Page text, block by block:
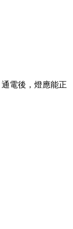
電後，燈應能正